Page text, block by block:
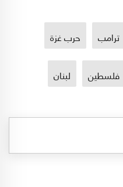
ترامب حرب غزة
فلسطين لبنان